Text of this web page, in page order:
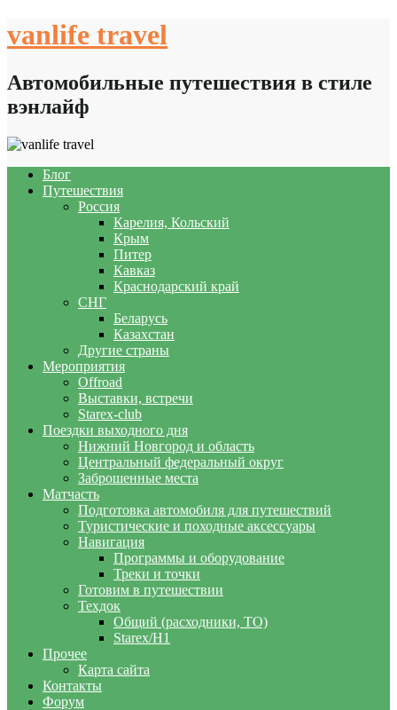
to
vanlife travel
Автомобильные путешествия в стиле
вэнлайф
Блог
Путешествия
Россия
Карелия, Кольский
Крым
Питер
Кавказ
Краснодарский край
СНГ
Беларусь
Казахстан
Другие страны
Мероприятия
Offroad
Выставки, встречи
Starex-club
Поездки выходного дня
Нижний Новгород и область
Центральный федеральный округ
Заброшенные места
Матчасть
Подготовка автомобиля для путешествий
Туристические и походные аксессуары
Навигация
Программы и оборудование
Треки и точки
Готовим в путешествии
Техдок
Общий (расходники, ТО)
Starex/H1
Прочее
Карта сайта
Контакты
Форум